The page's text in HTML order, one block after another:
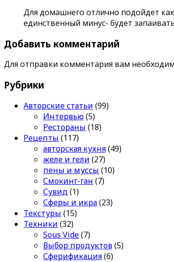
Для домашнего отлично подойдет
единственный минус- будет
Добавить комментарий
Для отправки комментария вам
Рубрики
Авторские статьи (99)
Интервью(5)
Рестораны (18)
Рецепты (117)
авторская кухня(49)
желе и гели (27)
пены и муссы (10)
Смокинг-ган (7)
Сувид(1)
Сферы и икра(23)
Текстуры (15)
Техники (32)
Sous Vide(7)
Выбор продуктов(5)
Сферификация(6)